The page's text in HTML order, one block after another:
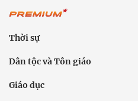
Thời sự
Dân tộc và Tôn giáo
Giáo dục